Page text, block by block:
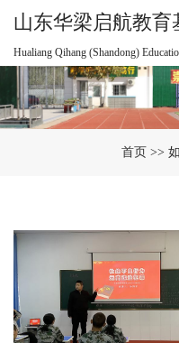
山东华梁启航教育
Hualiang Qihang (Shandong)
首页 >>